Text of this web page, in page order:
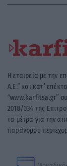
Η εταιρεία με την
A.E.” και κατ’
“www.karfitsa.gr”
2018/334 της
τα μέτρα για την
παράνομου